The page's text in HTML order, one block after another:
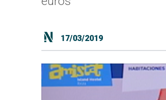
17/03/2019